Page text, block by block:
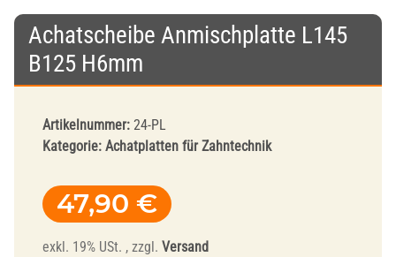
Achatscheibe Anmischplatte L145
B125 H6mm
Artikelnummer: 24-PL
Kategorie: Achatplatten für Zahntechnik
47,90 €
exkl. 19% USt. , zzgl. Versand